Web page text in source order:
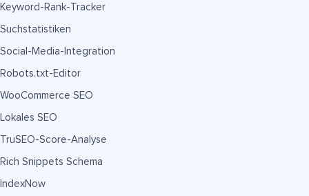
Keyword-Rank-Tracker
Suchstatistiken
Social-Media-Integration
Robots.txt-Editor
WooCommerce SEO
Lokales SEO
TruSEO-Score-Analyse
Rich Snippets Schema
IndexNow